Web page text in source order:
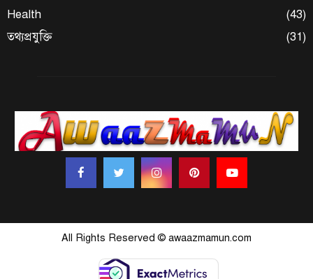
Health
(43)
তথ্যপ্রযুক্তি
(31)
All Rights Reserved © awaazmamun.com